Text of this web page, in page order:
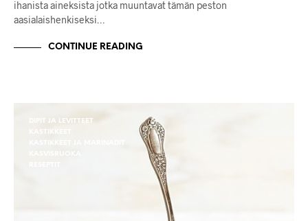
ihanista aineksista jotka muuntavat tämän peston
aasialaishenkiseksi…
CONTINUE READING
DIPIT JA LEVITTEET
KASTIKKEET